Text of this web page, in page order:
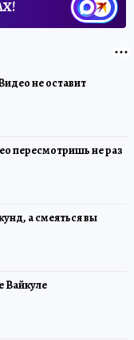
не оставит
пересмотришь не раз
а смеяться вы
Вайкуле